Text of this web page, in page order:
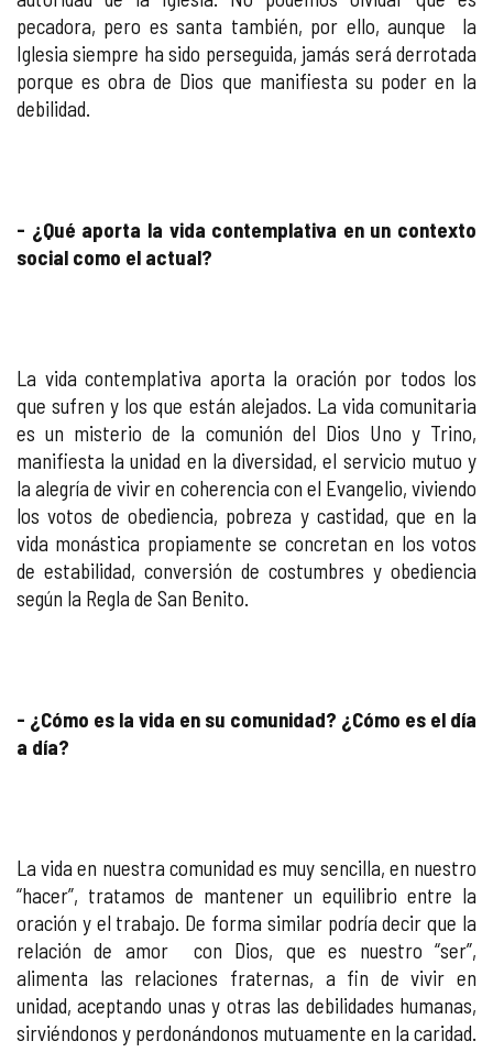
pecadora, pero es santa también, por ello, aunque la
Iglesia siempre ha sido perseguida, jamás será derrotada
porque es obra de Dios que manifiesta su poder en la
debilidad.
- ¿Qué aporta la vida contemplativa en un contexto
social como el actual?
La vida contemplativa aporta la oración por todos los
que sufren y los que están alejados. La vida comunitaria
es un misterio de la comunión del Dios Uno y Trino,
manifiesta la unidad en la diversidad, el servicio mutuo y
la alegría de vivir en coherencia con el Evangelio, viviendo
los votos de obediencia, pobreza y castidad, que en la
vida monástica propiamente se concretan en los votos
de estabilidad, conversión de costumbres y obediencia
según la Regla de San Benito.
- ¿Cómo es la vida en su comunidad? ¿Cómo es el día
a día?
La vida en nuestra comunidad es muy sencilla, en nuestro
“hacer”, tratamos de mantener un equilibrio entre la
oración y el trabajo. De forma similar podría decir que la
relación de amor con Dios, que es nuestro “ser”,
alimenta las relaciones fraternas, a fin de vivir en
unidad, aceptando unas y otras las debilidades humanas,
sirviéndonos y perdonándonos mutuamente en la caridad.